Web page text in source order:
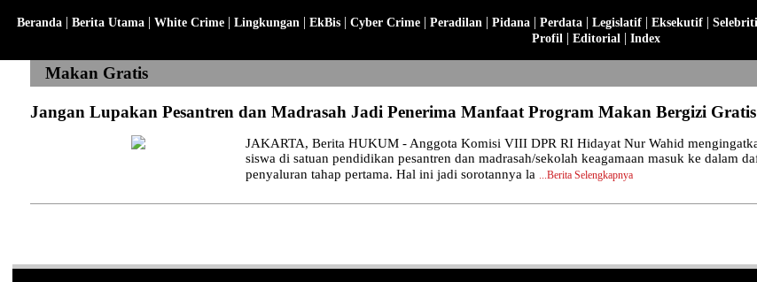
Beranda | Berita Utama | White Crime | Lingkungan | EkBis | Cyber Crime | Peradilan | Pidana | Perdata | Legislatif | Eksekutif | Selebriti
Profil | Editorial | Index
Makan Gratis
Jangan Lupakan Pesantren dan Madrasah Jadi Penerima Manfaat Program Makan Bergizi Gratis
JAKARTA, Berita HUKUM - Anggota Komisi VIII DPR RI Hidayat Nur Wahid
siswa di satuan pendidikan pesantren dan madrasah/sekolah keagamaan masuk ke dalam
penyaluran tahap pertama. Hal ini jadi sorotannya la ...Berita Selengkapnya